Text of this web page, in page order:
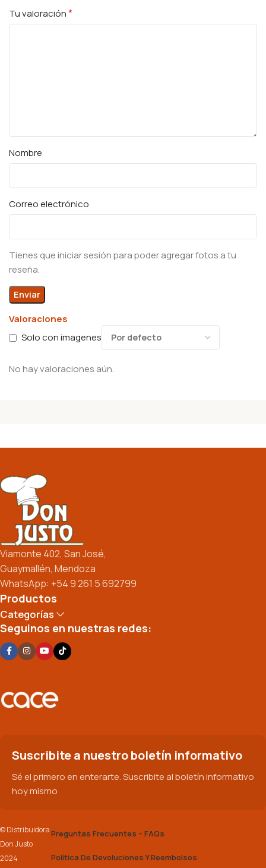
Valoraciones
Solo con imagenes
No hay valoraciones aún.
Tu valoración*
Nombre
Correo electrónico
Tienes que iniciar sesión para poder agregar fotos a tu
reseña.
Viamonte 402, San José,
Guaymallén, Mendoza
WhatsApp: +54 9 261 5 692799
Productos
Categorías
Seguinos en nuestras redes:
Suscribite a nuestro boletín informativo
Sé el primero en enterarte. Suscribite al boletín informativo
hoy mismo
© Distribuidora
Don Justo
2024
Preguntas Frecuentes – FAQs
Política De Devoluciones Y Reembolsos